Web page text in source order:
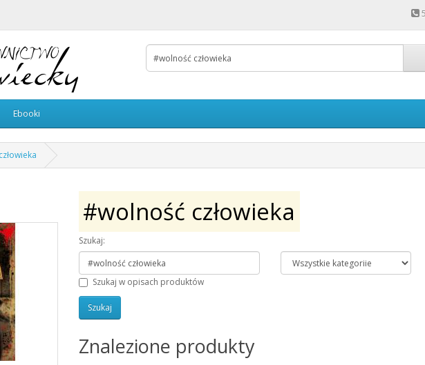
Ebooki
#wolność człowieka
Szukaj:
Szukaj w opisach produktów
Znalezione produkty